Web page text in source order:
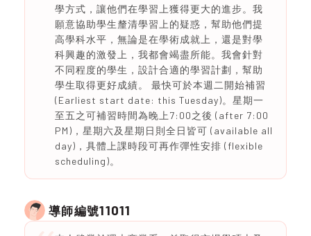
學方式，讓他們在學習上獲得更大的進步。我
願意協助學生釐清學習上的疑惑，幫助他們提
高學科水平，無論是在學術成就上，還是對學
科興趣的激發上，我都會竭盡所能。我會針對
不同程度的學生，設計合適的學習計劃，幫助
學生取得更好成績。 最快可於本週二開始補習
(Earliest start date: this Tuesday)。星期一
至五之可補習時間為晚上7:00之後 (after 7:00
PM)，星期六及星期日則全日皆可 (available all
day)，具體上課時段可再作彈性安排 (flexible
scheduling)。
導師編號11011